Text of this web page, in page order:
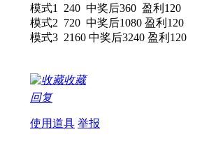
模式1 240 中奖后360 盈利120
模式2 720 中奖后1080 盈利120
模式3 2160 中奖后3240 盈利120
收藏
回复
使用道具 举报